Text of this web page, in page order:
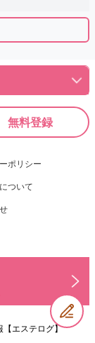
無料登録
ポリシー
ついて
エステログ】